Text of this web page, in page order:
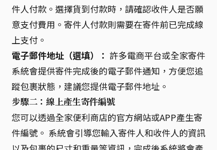
件人付款。選擇貨到付款時，請確認收件人是否願
意支付費用。寄件人付款則需要在寄件前已完成線
上支付。
電子郵件地址（選填）： 許多電商平台或全家寄件
系統會提供寄件完成後的電子郵件通知，方便您追
蹤包裹狀態，建議您提供電子郵件地址。
步驟二：線上產生寄件編號
您可以透過全家便利商店的官方網站或APP產生寄
件編號。 系統會引導您輸入寄件人和收件人的資訊